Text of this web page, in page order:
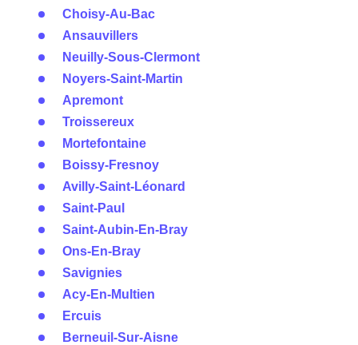
Choisy-Au-Bac
Ansauvillers
Neuilly-Sous-Clermont
Noyers-Saint-Martin
Apremont
Troissereux
Mortefontaine
Boissy-Fresnoy
Avilly-Saint-Léonard
Saint-Paul
Saint-Aubin-En-Bray
Ons-En-Bray
Savignies
Acy-En-Multien
Ercuis
Berneuil-Sur-Aisne